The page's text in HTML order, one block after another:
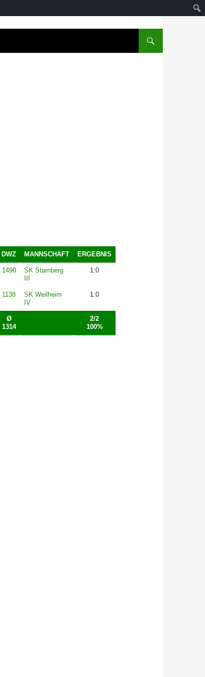
DWZ MANNSCHAFT ERGEBNIS
1490
SK Starnberg
1:0
1138
SK Weilheim
IV
1:0
Ø
1314
2/2
100%